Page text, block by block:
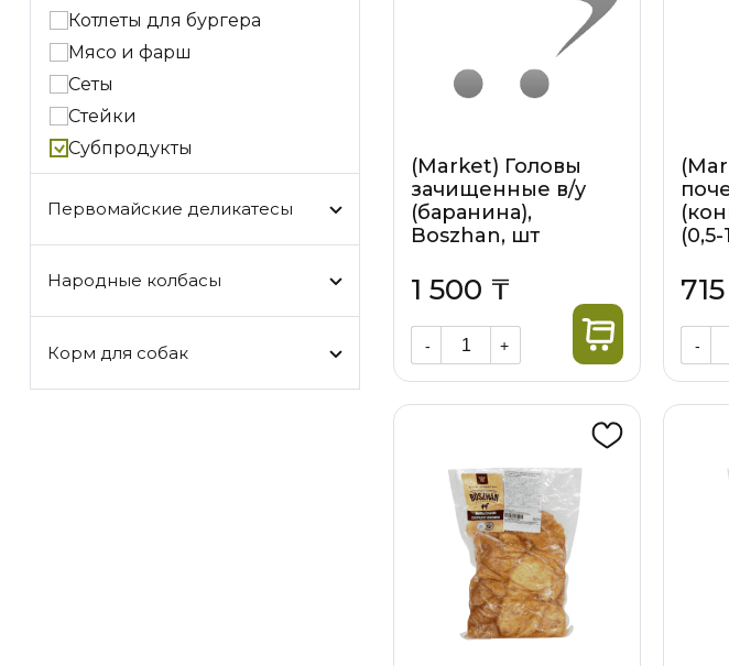
Котлеты для бургера
Мясо и фарш
Сеты
Стейки
Субпродукты
Первомайские деликатесы
Народные колбасы
Корм для собак
(Market) Головы
зачищенные в/у
(баранина),
Boszhan, шт
1 500 ₸
- +
(0,5-
-